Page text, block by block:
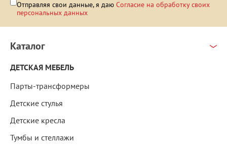
Отправляя свои данные, я даю Согласие на обработку своих
персональных данных
Каталог
ДЕТСКАЯ МЕБЕЛЬ
Парты-трансформеры
Детские стулья
Детские кресла
Тумбы и стеллажи